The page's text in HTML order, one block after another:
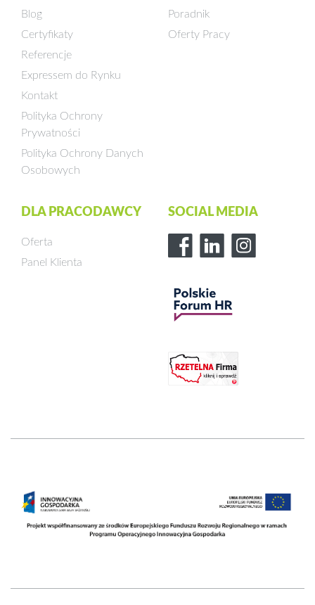
Blog
Certyfikaty
Referencje
Expressem do Rynku
Kontakt
Polityka Ochrony
Prywatności
Polityka Ochrony Danych
Osobowych
Poradnik
Oferty Pracy
DLA PRACODAWCY
Oferta
Panel Klienta
SOCIAL MEDIA